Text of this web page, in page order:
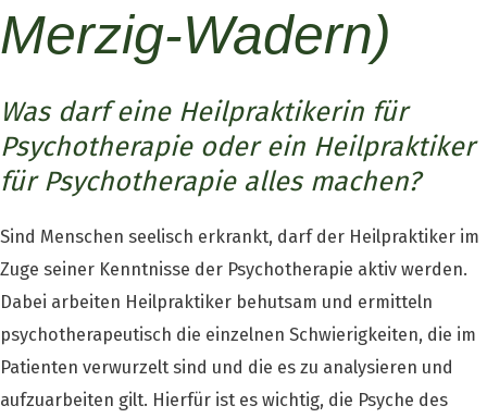
Merzig-Wadern)
Was darf eine Heilpraktikerin für
Psychotherapie oder ein Heilpraktiker
für Psychotherapie alles machen?
Sind Menschen seelisch erkrankt, darf der Heilpraktiker im
Zuge seiner Kenntnisse der Psychotherapie aktiv werden.
Dabei arbeiten Heilpraktiker behutsam und ermitteln
psychotherapeutisch die einzelnen Schwierigkeiten, die im
Patienten verwurzelt sind und die es zu analysieren und
aufzuarbeiten gilt. Hierfür ist es wichtig, die Psyche des